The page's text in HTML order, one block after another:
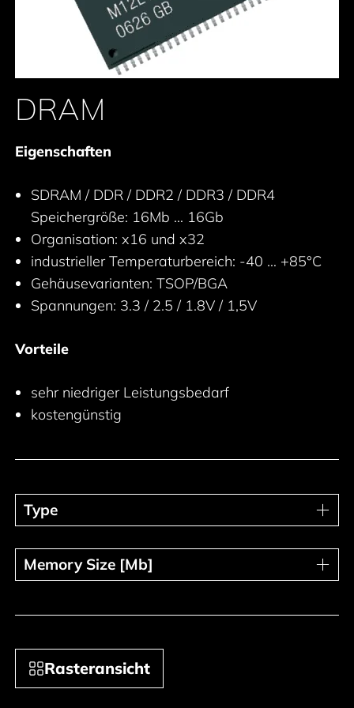
DRAM
Eigenschaften
SDRAM / DDR / DDR2 / DDR3 / DDR4
Speichergröße: 16Mb … 16Gb
Organisation: x16 und x32
industrieller Temperaturbereich: -40 … +85°C
Gehäusevarianten: TSOP/BGA
Spannungen: 3.3 / 2.5 / 1.8V / 1,5V
Vorteile
sehr niedriger Leistungsbedarf
kostengünstig
Rasteransicht
Type
Type
Memory Size [Mb]
Memory Size [Mb]